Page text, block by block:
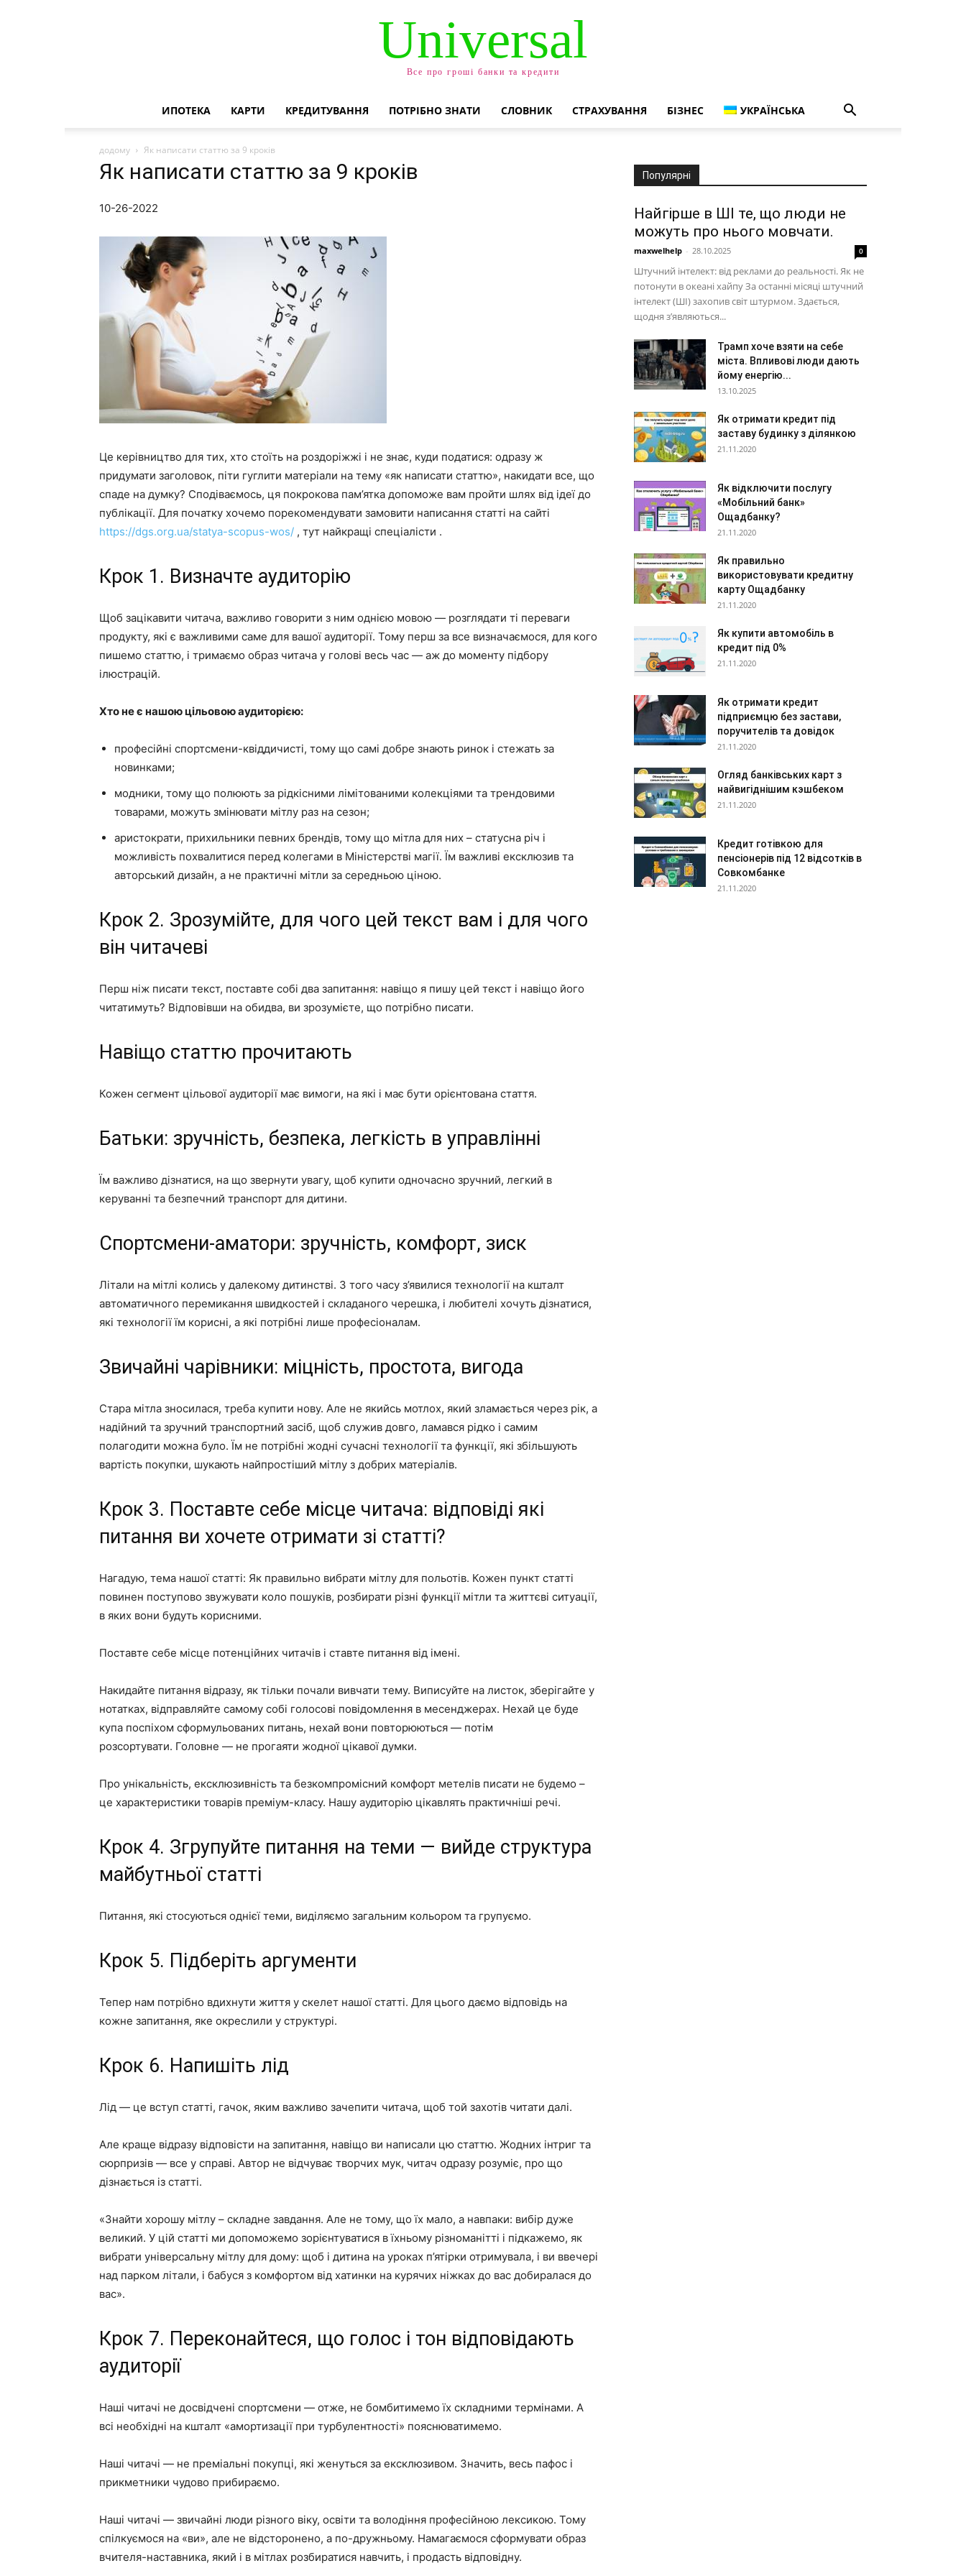
Universal
Все про гроші банки та кредити
ИПОТЕКА КАРТИ КРЕДИТУВАННЯ ПОТРІБНО ЗНАТИ СЛОВНИК СТРАХУВАННЯ БІЗНЕС УКРАЇНСЬКА
додому Як написати статтю за 9 кроків
Як написати статтю за 9 кроків
10-26-2022
Це керівництво для тих, хто стоїть на роздоріжжі і не знає, куди податися: одразу ж
придумати заголовок, піти гуглити матеріали на тему «як написати статтю», накидати все, що
спаде на думку? Сподіваємось, ця покрокова пам’ятка допоможе вам пройти шлях від ідеї до
публікації. Для початку хочемо порекомендувати замовити написання статті на сайті
https://dgs.org.ua/statya-scopus-wos/ , тут найкращі спеціалісти .
Крок 1. Визначте аудиторію
Щоб зацікавити читача, важливо говорити з ним однією мовою — розглядати ті переваги
продукту, які є важливими саме для вашої аудиторії. Тому перш за все визначаємося, для кого
пишемо статтю, і тримаємо образ читача у голові весь час — аж до моменту підбору
ілюстрацій.
Хто не є нашою цільовою аудиторією:
професійні спортсмени-квіддичисті, тому що самі добре знають ринок і стежать за
новинками;
модники, тому що полюють за рідкісними лімітованими колекціями та трендовими
товарами, можуть змінювати мітлу раз на сезон;
аристократи, прихильники певних брендів, тому що мітла для них – статусна річ і
можливість похвалитися перед колегами в Міністерстві магії. Їм важливі ексклюзив та
авторський дизайн, а не практичні мітли за середньою ціною.
Крок 2. Зрозумійте, для чого цей текст вам і для чого
він читачеві
Перш ніж писати текст, поставте собі два запитання: навіщо я пишу цей текст і навіщо його
читатимуть? Відповівши на обидва, ви зрозумієте, що потрібно писати.
Навіщо статтю прочитають
Кожен сегмент цільової аудиторії має вимоги, на які і має бути орієнтована стаття.
Батьки: зручність, безпека, легкість в управлінні
Їм важливо дізнатися, на що звернути увагу, щоб купити одночасно зручний, легкий в
керуванні та безпечний транспорт для дитини.
Спортсмени-аматори: зручність, комфорт, зиск
Літали на мітлі колись у далекому дитинстві. З того часу з’явилися технології на кшталт
автоматичного перемикання швидкостей і складаного черешка, і любителі хочуть дізнатися,
які технології їм корисні, а які потрібні лише професіоналам.
Звичайні чарівники: міцність, простота, вигода
Стара мітла зносилася, треба купити нову. Але не якийсь мотлох, який зламається через рік, а
надійний та зручний транспортний засіб, щоб служив довго, ламався рідко і самим
полагодити можна було. Їм не потрібні жодні сучасні технології та функції, які збільшують
вартість покупки, шукають найпростіший мітлу з добрих матеріалів.
Крок 3. Поставте себе місце читача: відповіді які
питання ви хочете отримати зі статті?
Нагадую, тема нашої статті: Як правильно вибрати мітлу для польотів. Кожен пункт статті
повинен поступово звужувати коло пошуків, розбирати різні функції мітли та життєві ситуації,
в яких вони будуть корисними.
Поставте себе місце потенційних читачів і ставте питання від імені.
Накидайте питання відразу, як тільки почали вивчати тему. Виписуйте на листок, зберігайте у
нотатках, відправляйте самому собі голосові повідомлення в месенджерах. Нехай це буде
купа поспіхом сформульованих питань, нехай вони повторюються — потім
розсортувати. Головне — не прогаяти жодної цікавої думки.
Про унікальність, ексклюзивність та безкомпромісний комфорт метелів писати не будемо –
це характеристики товарів преміум-класу. Нашу аудиторію цікавлять практичніші речі.
Крок 4. Згрупуйте питання на теми — вийде структура
майбутньої статті
Питання, які стосуються однієї теми, виділяємо загальним кольором та групуємо.
Крок 5. Підберіть аргументи
Тепер нам потрібно вдихнути життя у скелет нашої статті. Для цього даємо відповідь на
кожне запитання, яке окреслили у структурі.
Крок 6. Напишіть лід
Лід — це вступ статті, гачок, яким важливо зачепити читача, щоб той захотів читати далі.
Але краще відразу відповісти на запитання, навіщо ви написали цю статтю. Жодних інтриг та
сюрпризів — все у справі. Автор не відчуває творчих мук, читач одразу розуміє, про що
дізнається із статті.
«Знайти хорошу мітлу – складне завдання. Але не тому, що їх мало, а навпаки: вибір дуже
великий. У цій статті ми допоможемо зорієнтуватися в їхньому різноманітті і підкажемо, як
вибрати універсальну мітлу для дому: щоб і дитина на уроках п’ятірки отримувала, і ви ввечері
над парком літали, і бабуся з комфортом від хатинки на курячих ніжках до вас добиралася до
вас».
Крок 7. Переконайтеся, що голос і тон відповідають
аудиторії
Наші читачі не досвідчені спортсмени — отже, не бомбитимемо їх складними термінами. А
всі необхідні на кшталт «амортизації при турбулентності» пояснюватимемо.
Наші читачі — не преміальні покупці, які женуться за ексклюзивом. Значить, весь пафос і
прикметники чудово прибираємо.
Наші читачі — звичайні люди різного віку, освіти та володіння професійною лексикою. Тому
спілкуємося на «ви», але не відсторонено, а по-дружньому. Намагаємося сформувати образ
вчителя-наставника, який і в мітлах розбиратися навчить, і продасть відповідну.
Популярні
Найгірше в ШІ те, що люди не
можуть про нього мовчати.
maxwelhelp - 28.10.2025 0
Штучний інтелект: від реклами до реальності. Як не
потонути в океані хайпу За останні місяці штучний
інтелект (ШІ) захопив світ штурмом. Здається,
щодня з’являються...
Трамп хоче взяти на себе
міста. Впливові люди дають
йому енергію...
13.10.2025
Як отримати кредит під
заставу будинку з ділянкою
21.11.2020
Як відключити послугу
«Мобільний банк»
Ощадбанку?
21.11.2020
Як правильно
використовувати кредитну
карту Ощадбанку
21.11.2020
Як купити автомобіль в
кредит під 0%
21.11.2020
Як отримати кредит
підприємцю без застави,
поручителів та довідок
21.11.2020
Огляд банківських карт з
найвигіднішим кэшбеком
21.11.2020
Кредит готівкою для
пенсіонерів під 12 відсотків в
Совкомбанке
21.11.2020